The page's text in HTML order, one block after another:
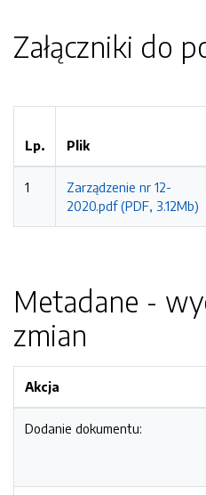
Załączniki do
Lp. Plik
1
Zarządzenie nr 12-
2020.pdf (PDF, 3.12Mb)
Metadane -
zmian
Akcja
Dodanie dokumentu: